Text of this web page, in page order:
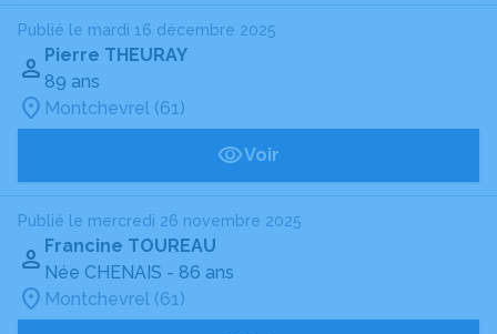
Publié le mardi 16 décembre 2025
Pierre THEURAY
89 ans
Montchevrel (61)
Voir
Publié le mercredi 26 novembre 2025
Francine TOUREAU
Née CHENAIS - 86 ans
Montchevrel (61)